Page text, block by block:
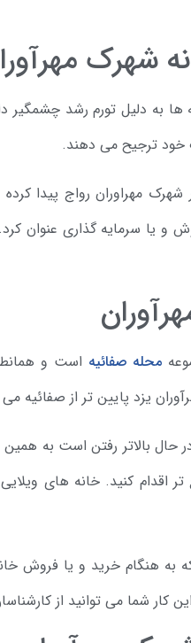
شهرک
ها به دلیل تورم رشد
خود ترجیح می دهند.
مهراوران رواج پیدا
محله صفائیه است و
یزد پایین تر از صفائیه
حال بالاتر رفتن است به
به هنگام خرید و یا فروش
کار شما می توانید از